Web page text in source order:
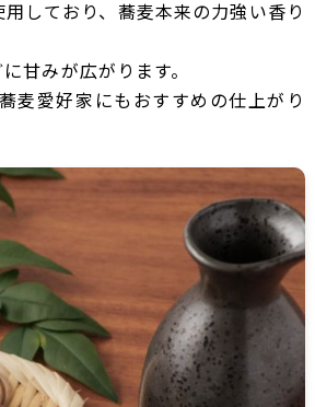
しており、蕎麦本来の力強い香り
甘みが広がります。
麦愛好家にもおすすめの仕上がり